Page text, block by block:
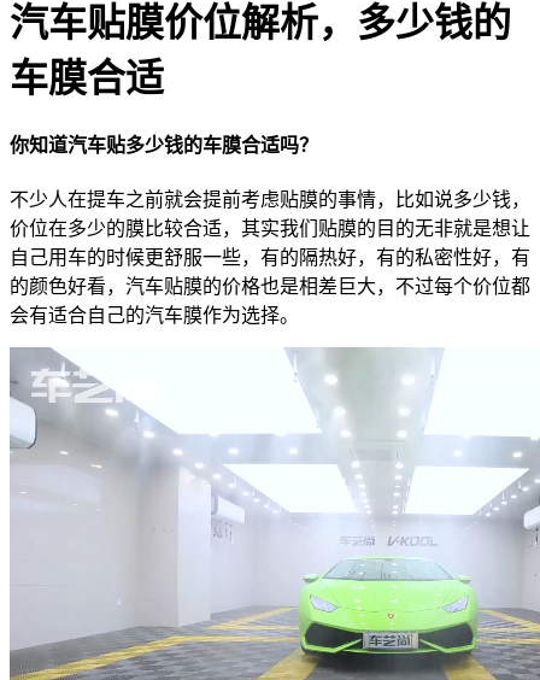
汽车贴膜价位解析，多少钱的
车膜合适
你知道汽车贴多少钱的车膜合适吗？
不少人在提车之前就会提前考虑贴膜的事情，比如说多少钱，
价位在多少的膜比较合适，其实我们贴膜的目的无非就是想让
自己用车的时候更舒服一些，有的隔热好，有的私密性好，有
的颜色好看，汽车贴膜的价格也是相差巨大，不过每个价位都
会有适合自己的汽车膜作为选择。